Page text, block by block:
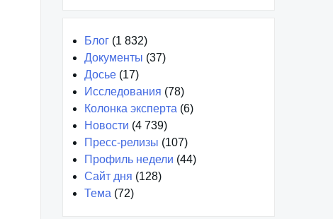
Блог (1 832)
Документы (37)
Досье (17)
Исследования (78)
Колонка эксперта (6)
Новости (4 739)
Пресс-релизы (107)
Профиль недели (44)
Сайт дня (128)
Тема (72)